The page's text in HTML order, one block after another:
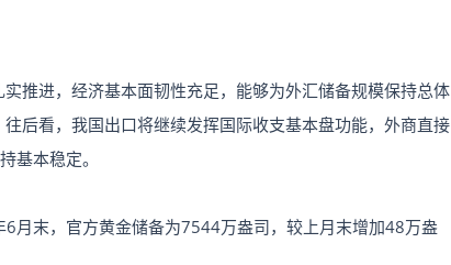
进，经济基本面韧性充足，能够为外汇储备规模保持总体
后看，我国出口将继续发挥国际收支基本盘功能，外商直接
基本稳定。
末，官方黄金储备为7544万盎司，较上月末增加48万盎